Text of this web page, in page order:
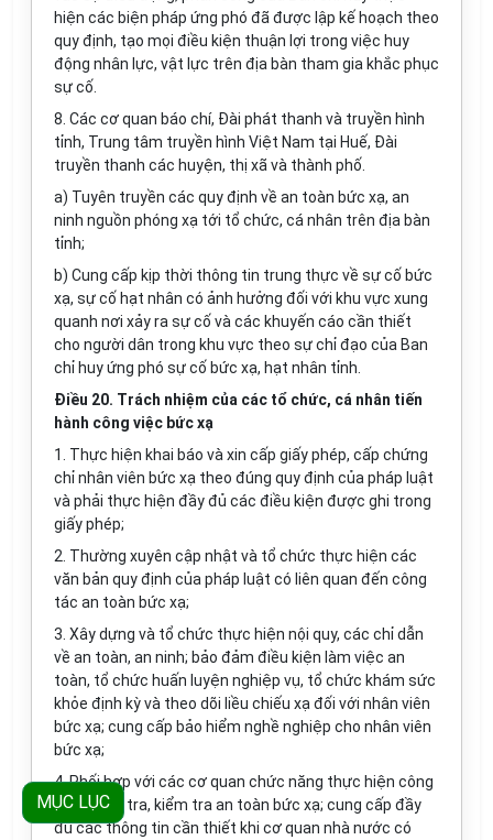
hiện các biện pháp ứng phó đã được lập kế hoạch theo
quy định, tạo mọi điều kiện thuận lợi trong việc huy
động nhân lực, vật lực trên địa bàn tham gia khắc phục
sự cố.
8. Các cơ quan báo chí, Đài phát thanh và truyền hình
tỉnh, Trung tâm truyền hình Việt Nam tại Huế, Đài
truyền thanh các huyện, thị xã và thành phố.
a) Tuyên truyền các quy định về an toàn bức xạ, an
ninh nguồn phóng xạ tới tổ chức, cá nhân trên địa bàn
tỉnh;
b) Cung cấp kịp thời thông tin trung thực về sự cố bức
xạ, sự cố hạt nhân có ảnh hưởng đối với khu vực xung
quanh nơi xảy ra sự cố và các khuyến cáo cần thiết
cho người dân trong khu vực theo sự chỉ đạo của Ban
chỉ huy ứng phó sự cố bức xạ, hạt nhân tỉnh.
Điều 20. Trách nhiệm của các tổ chức, cá nhân tiến
hành công việc bức xạ
1. Thực hiện khai báo và xin cấp giấy phép, cấp chứng
chỉ nhân viên bức xạ theo đúng quy định của pháp luật
và phải thực hiện đầy đủ các điều kiện được ghi trong
giấy phép;
2. Thường xuyên cập nhật và tổ chức thực hiện các
văn bản quy định của pháp luật có liên quan đến công
tác an toàn bức xạ;
3. Xây dựng và tổ chức thực hiện nội quy, các chỉ dẫn
về an toàn, an ninh; bảo đảm điều kiện làm việc an
toàn, tổ chức huấn luyện nghiệp vụ, tổ chức khám sức
khỏe định kỳ và theo dõi liều chiếu xạ đối với nhân viên
bức xạ; cung cấp bảo hiểm nghề nghiệp cho nhân viên
bức xạ;
4. Phối hợp với các cơ quan chức năng thực hiện công
tác thanh tra, kiểm tra an toàn bức xạ; cung cấp đầy
đủ các thông tin cần thiết khi cơ quan nhà nước có
MỤC LỤC